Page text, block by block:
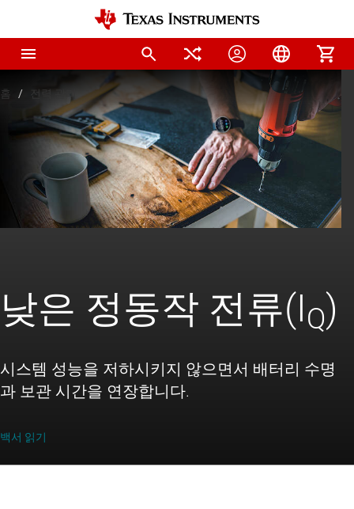
홈 전력 관리
낮은 정동작 전류(IQ)
시스템 성능을 저하시키지 않으면서 배터리 수명
과 보관 시간을 연장합니다.
백서 읽기